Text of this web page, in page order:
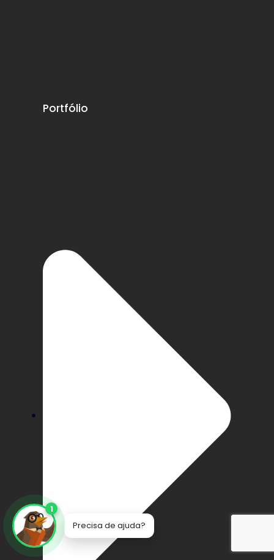
1
Precisa de ajuda?
Portfólio